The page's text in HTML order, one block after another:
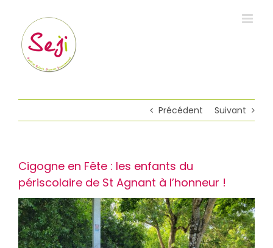
contenu
Précédent Suivant
Cigogne en Fête : les enfants du
périscolaire de St Agnant à l’honneur !